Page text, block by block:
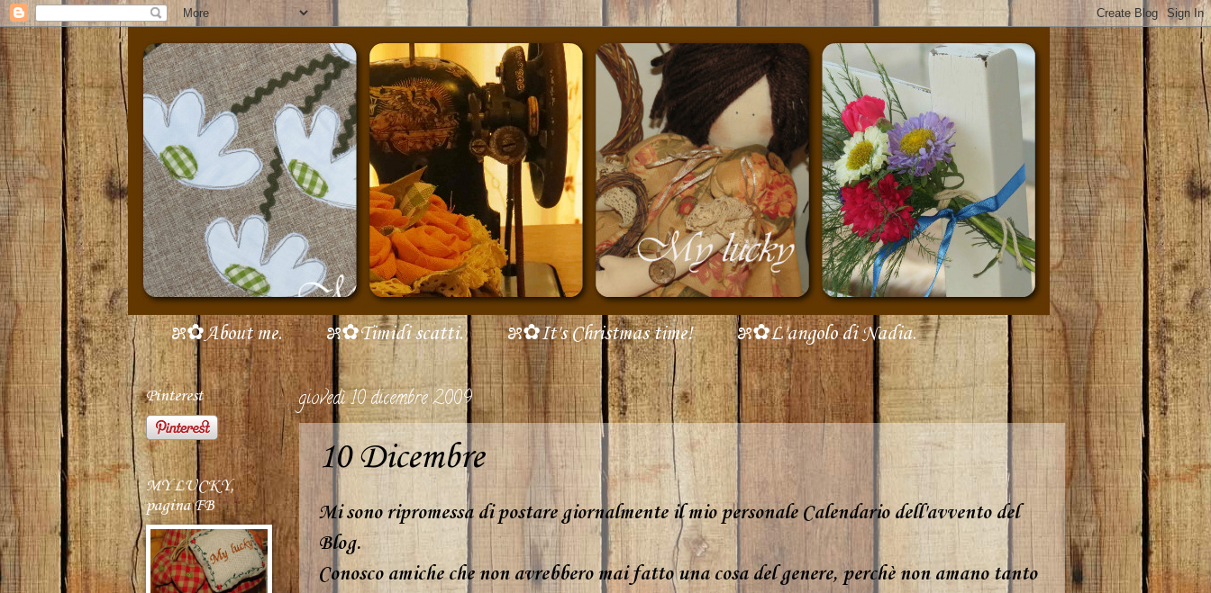
೫✿About me. ೫✿Timidi scatti. ೫✿It's Christmas time! ೫✿L'angolo di Nadia.
giovedì 10 dicembre 2009
10 Dicembre
Mi sono ripromessa di postare giornalmente il mio personale Calendario dell'avvento del
Blog.
Conosco amiche che non avrebbero mai fatto una cosa del genere, perchè non amano tanto
Pinterest
MY LUCKY,
pagina FB